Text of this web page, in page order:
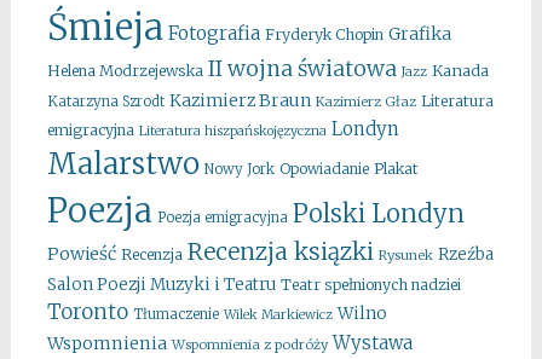
Śmieja Fotografia Fryderyk Chopin Grafika
Helena Modrzejewska II wojna światowa Jazz Kanada
Katarzyna Szrodt Kazimierz Braun Kazimierz Głaz Literatura
emigracyjna Literatura hiszpańskojęzyczna Londyn
Malarstwo Nowy Jork Opowiadanie Plakat
Poezja Poezja emigracyjna Polski Londyn
Powieść Recenzja Recenzja ksiązki Rysunek Rzeźba
Salon Poezji Muzyki i Teatru Teatr spełnionych nadziei
Toronto Tłumaczenie Wilek Markiewicz Wilno
Wspomnienia Wspomnienia z podróży Wystawa